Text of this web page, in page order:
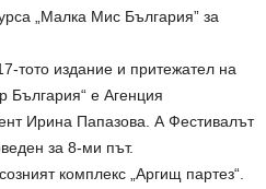
„Малка Мис България” за
тото издание и притежател на
България“ е Агенция
Ирина Папазова. А Фестивалът
за 8-ми път.
комплекс „Аргищ партез“.